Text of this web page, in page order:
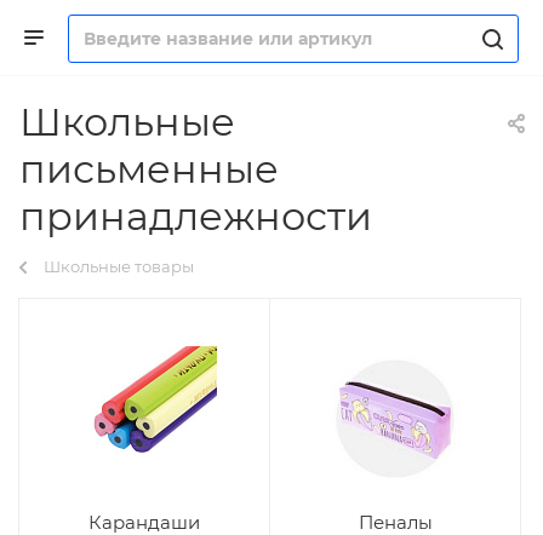
Школьные
письменные
принадлежности
Школьные товары
Карандаши
Пеналы